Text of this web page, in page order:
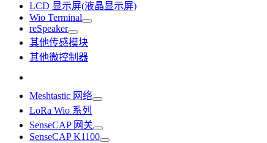
LCD 显示屏(液晶显示屏)
Wio Terminal
reSpeaker
其他传感模块
其他微控制器
Meshtastic 网络
LoRa Wio 系列
SenseCAP 网关
SenseCAP K1100